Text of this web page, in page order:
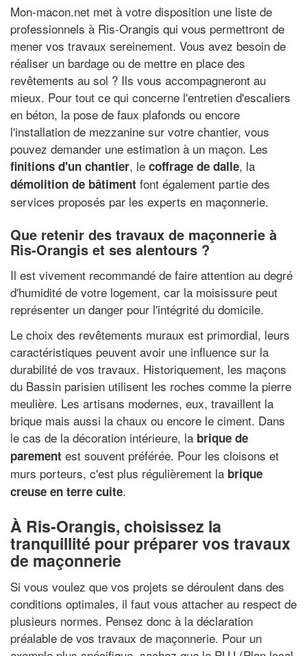
Mon-macon.net met à votre disposition une liste de
professionnels à Ris-Orangis qui vous permettront de
mener vos travaux sereinement. Vous avez besoin de
réaliser un bardage ou de mettre en place des
revêtements au sol ? Ils vous accompagneront au
mieux. Pour tout ce qui concerne l'entretien d'escaliers
en béton, la pose de faux plafonds ou encore
l'installation de mezzanine sur votre chantier, vous
pouvez demander une estimation à un maçon. Les
finitions d'un chantier, le coffrage de dalle, la
démolition de bâtiment font également partie des
services proposés par les experts en maçonnerie.
Que retenir des travaux de maçonnerie à
Ris-Orangis et ses alentours ?
Il est vivement recommandé de faire attention au degré
d'humidité de votre logement, car la moisissure peut
représenter un danger pour l'intégrité du domicile.
Le choix des revêtements muraux est primordial, leurs
caractéristiques peuvent avoir une influence sur la
durabilité de vos travaux. Historiquement, les maçons
du Bassin parisien utilisent les roches comme la pierre
meulière. Les artisans modernes, eux, travaillent la
brique mais aussi la chaux ou encore le ciment. Dans
le cas de la décoration intérieure, la brique de
parement est souvent préférée. Pour les cloisons et
murs porteurs, c'est plus régulièrement la brique
creuse en terre cuite.
À Ris-Orangis, choisissez la
tranquillité pour préparer vos travaux
de maçonnerie
Si vous voulez que vos projets se déroulent dans des
conditions optimales, il faut vous attacher au respect de
plusieurs normes. Pensez donc à la déclaration
préalable de vos travaux de maçonnerie. Pour un